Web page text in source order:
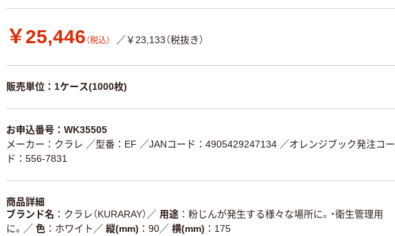
￥25,446 （税込） ／￥23,133（税抜き）
販売単位：1ケース(1000枚)
お申込番号：WK35505
メーカー：クラレ ／型番：EF ／JANコード：4905429247134 ／オレンジブック発注コー
ド：556-7831
商品詳細
ブランド名
クラレ（KURARAY） ／ 用途
粉じんが発生する様々な場所に。・衛生管理用
に。 ／ 色 ホワイト ／ 縦(mm) 90／ 横(mm)
175